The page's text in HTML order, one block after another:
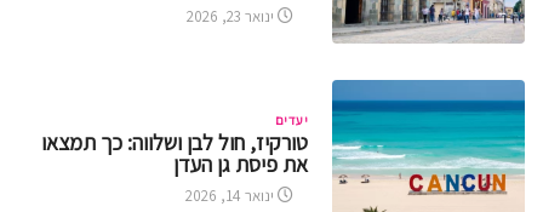
ינואר 23, 2026
יעדים
טורקיז, חול לבן ושלווה: כך תמצאו
את פיסת גן העדן
ינואר 14, 2026